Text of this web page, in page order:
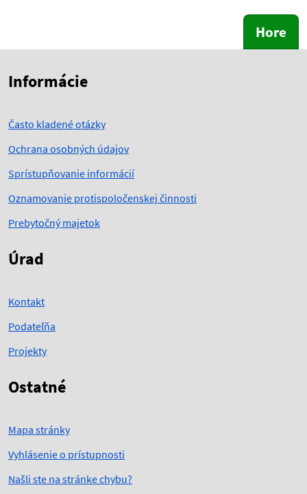
Hore
Informácie
Často kladené otázky
Ochrana osobných údajov
Sprístupňovanie informácií
Oznamovanie protispoločenskej činnosti
Prebytočný majetok
Úrad
Kontakt
Podateľňa
Projekty
Ostatné
Mapa stránky
Vyhlásenie o prístupnosti
Našli ste na stránke chybu?